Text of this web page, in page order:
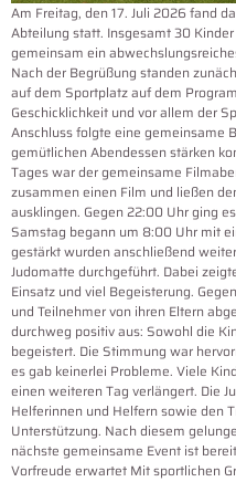
Am Freitag, den 17. Juli 2026 fand
Abteilung statt. Insgesamt 30
gemeinsam ein
Nach der Begrüßung standen
auf dem Sportplatz auf dem
Geschicklichkeit und vor allem der
Anschluss folgte eine gemeinsame
gemütlichen Abendessen stärken
Tages war der gemeinsame
zusammen einen Film und ließen
ausklingen. Gegen 22:00 Uhr ging
Samstag begann um 8:00 Uhr mit
gestärkt wurden anschließend
Judomatte durchgeführt. Dabei
Einsatz und viel Begeisterung.
und Teilnehmer von ihren Eltern
durchweg positiv aus: Sowohl die
begeistert. Die Stimmung war
es gab keinerlei Probleme. Viele
einen weiteren Tag verlängert. Die
Helferinnen und Helfern sowie den
Unterstützung. Nach diesem
nächste gemeinsame Event ist
Vorfreude erwartet Mit sportlichen